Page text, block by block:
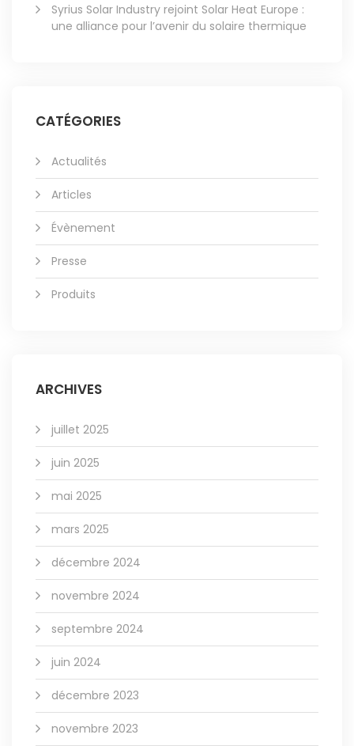
Syrius Solar Industry rejoint Solar Heat Europe :
une alliance pour l’avenir du solaire thermique
CATÉGORIES
Actualités
Articles
Évènement
Presse
Produits
ARCHIVES
juillet 2025
juin 2025
mai 2025
mars 2025
décembre 2024
novembre 2024
septembre 2024
juin 2024
décembre 2023
novembre 2023